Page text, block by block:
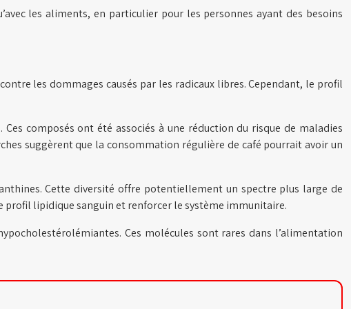
les aliments, en particulier pour les personnes ayant des besoins
les dommages causés par les radicaux libres. Cependant, le profil
composés ont été associés à une réduction du risque de maladies
suggèrent que la consommation régulière de café pourrait avoir un
Cette diversité offre potentiellement un spectre plus large de
profil lipidique sanguin et renforcer le système immunitaire.
Ces molécules sont rares dans l’alimentation